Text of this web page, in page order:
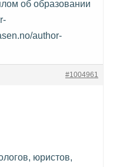
об образовании
author-
#1004961
юристов,